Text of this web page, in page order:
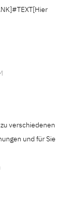
verschiedenen
und für Sie